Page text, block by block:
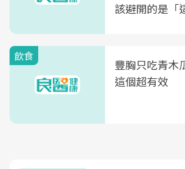
該避開的是「
飲食
豐胸只吃青木
這個超有效